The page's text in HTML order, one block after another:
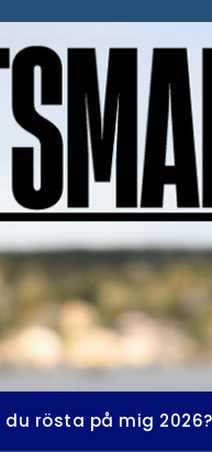
du rösta på mig 2026?